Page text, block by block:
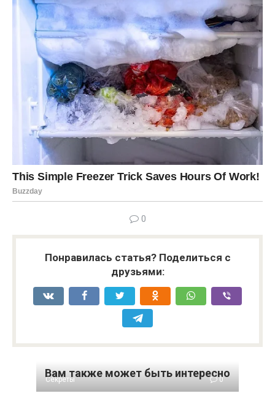
0
Понравилась статья? Поделиться с
друзьями:
Вам также может быть интересно
Секреты 0